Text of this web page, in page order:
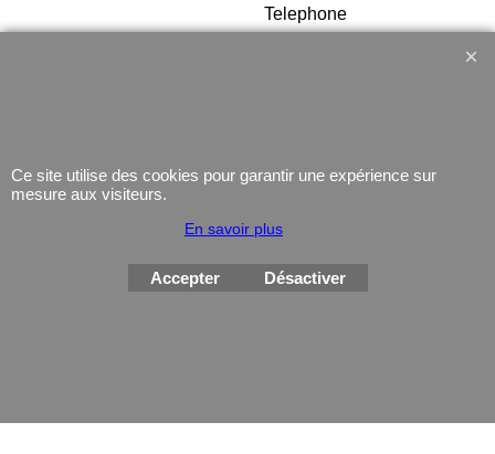
Telephone
Boutique en ligne créés
Ce site utilise des cookies pour garantir une expérience sur
mesure aux visiteurs.
En savoir plus
Accepter Désactiver